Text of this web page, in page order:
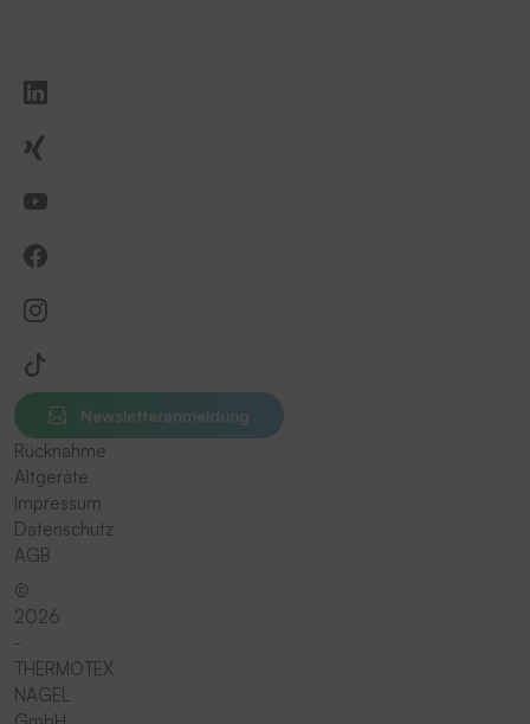
Newsletteranmeldung
Rücknahme
Altgeräte
Impressum
Datenschutz
AGB
©
2026
-
THERMOTEX
NAGEL